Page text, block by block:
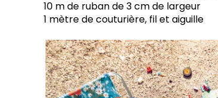
10 m de ruban de 3 cm de largeur
1 mètre de couturière, fil et aiguille